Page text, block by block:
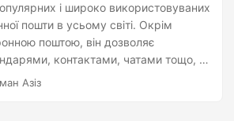
і широко використовуваних
пошти в усьому світі. Окрім
поштою, він дозволяє
контактами, чатами тощо, а
для співпраці. У попередній
Азіз